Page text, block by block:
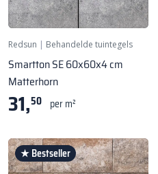
Redsun | Behandelde tuintegels
Smartton SE 60x60x4 cm
Matterhorn
31,50 per m²
★ Bestseller